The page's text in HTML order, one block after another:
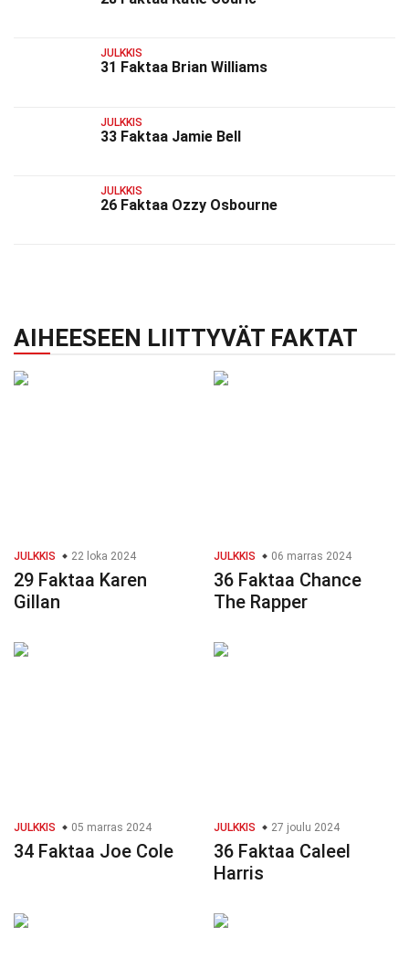
JULKKIS
31 Faktaa Brian Williams
JULKKIS
33 Faktaa Jamie Bell
JULKKIS
26 Faktaa Ozzy Osbourne
AIHEESEEN LIITTYVÄT FAKTAT
JULKKIS 22 loka 2024
29 Faktaa Karen
Gillan
JULKKIS 06 marras 2024
36 Faktaa Chance
The Rapper
JULKKIS 05 marras 2024
34 Faktaa Joe Cole
JULKKIS 27 joulu 2024
36 Faktaa Caleel
Harris